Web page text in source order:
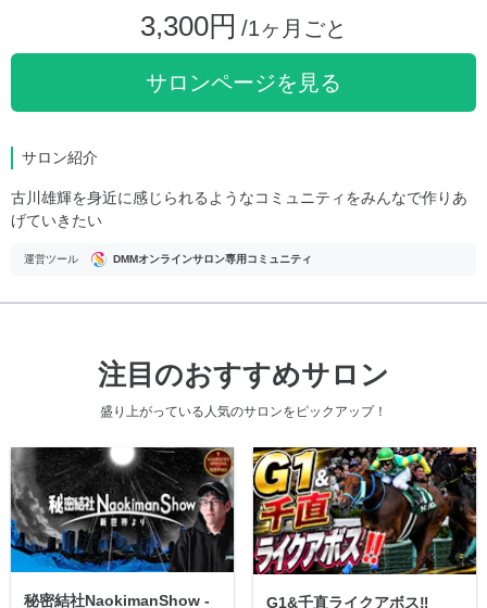
3,300円 /1ヶ月ごと
サロンページを見る
サロン紹介
古川雄輝を身近に感じられるようなコミュニティをみんなで作りあ
げていきたい
運営ツール DMMオンラインサロン専用コミュニティ
注目のおすすめサロン
盛り上がっている人気のサロンをピックアップ！
秘密結社NaokimanShow -
G1&千直ライクアボス‼️